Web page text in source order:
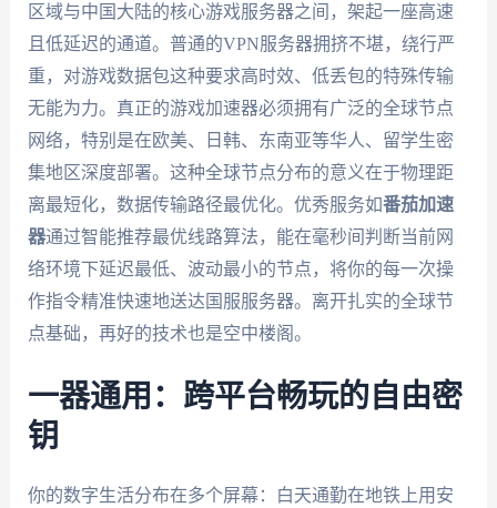
区域与中国大陆的核心游戏服务器之间，架起一座高速
且低延迟的通道。普通的VPN服务器拥挤不堪，绕行严
重，对游戏数据包这种要求高时效、低丢包的特殊传输
无能为力。真正的游戏加速器必须拥有广泛的全球节点
网络，特别是在欧美、日韩、东南亚等华人、留学生密
集地区深度部署。这种全球节点分布的意义在于物理距
离最短化，数据传输路径最优化。优秀服务如番茄加速
器通过智能推荐最优线路算法，能在毫秒间判断当前网
络环境下延迟最低、波动最小的节点，将你的每一次操
作指令精准快速地送达国服服务器。离开扎实的全球节
点基础，再好的技术也是空中楼阁。
一器通用：跨平台畅玩的自由密
钥
你的数字生活分布在多个屏幕：白天通勤在地铁上用安